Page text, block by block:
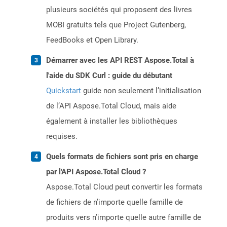
plusieurs sociétés qui proposent des livres
MOBI gratuits tels que Project Gutenberg,
FeedBooks et Open Library.
Démarrer avec les API REST Aspose.Total à
l'aide du SDK Curl : guide du débutant
Quickstart guide non seulement l’initialisation
de l’API Aspose.Total Cloud, mais aide
également à installer les bibliothèques
requises.
Quels formats de fichiers sont pris en charge
par l'API Aspose.Total Cloud ?
Aspose.Total Cloud peut convertir les formats
de fichiers de n’importe quelle famille de
produits vers n’importe quelle autre famille de